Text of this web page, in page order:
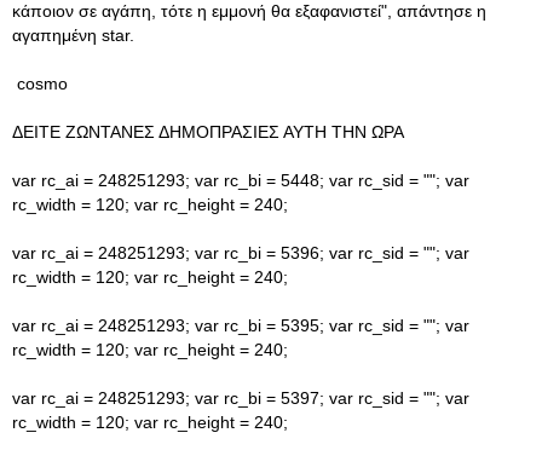
κάποιον σε αγάπη, τότε η εμμονή θα εξαφανιστεί", απάντησε η
αγαπημένη star.
cosmo
ΔΕΙΤΕ ΖΩΝΤΑΝΕΣ ΔΗΜΟΠΡΑΣΙΕΣ ΑΥΤΗ ΤΗΝ ΩΡΑ
var rc_ai = 248251293; var rc_bi = 5448; var rc_sid = ""; var
rc_width = 120; var rc_height = 240;
var rc_ai = 248251293; var rc_bi = 5396; var rc_sid = ""; var
rc_width = 120; var rc_height = 240;
var rc_ai = 248251293; var rc_bi = 5395; var rc_sid = ""; var
rc_width = 120; var rc_height = 240;
var rc_ai = 248251293; var rc_bi = 5397; var rc_sid = ""; var
rc_width = 120; var rc_height = 240;